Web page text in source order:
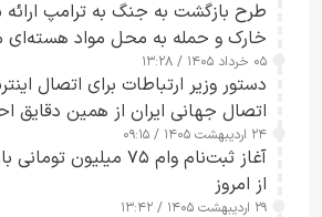
طرح‌ بازگشت به جنگ به ترامپ
خارک و حمله به محل مواد
۰۵ خرداد ۱۴۰۵ / ۱۳:۲۸
دستور وزیر ارتباطات برای اتصال
اتصال جهانی ایران از همین دقایق
کامل مردم تا ۲۴ ساعت آینده
۲۴ اردیبهشت ۱۴۰۵ / ۰۹:۱۵
آغاز ثبت‌نام وام ۷۵
از امروز
۲۹ اردیبهشت ۱۴۰۵ / ۱۳:۴۲